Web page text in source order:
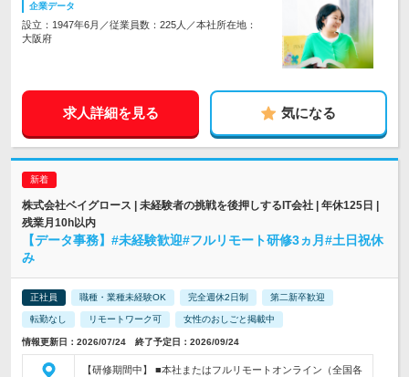
企業データ
設立：1947年6月／従業員数：225人／本社所在地：
大阪府
求人詳細を見る 気になる
株式会社ベイグロース | 未経験者の挑戦を後押しするIT会社 | 年休125日 |
残業月10h以内
【データ事務】#未経験歓迎#フルリモート研修3ヵ月#土日祝休
み
正社員 職種・業種未経験OK 完全週休2日制 第二新卒歓迎
転勤なし リモートワーク可 女性のおしごと掲載中
情報更新日：2026/07/24 終了予定日：2026/09/24
【研修期間中】 ■本社またはフルリモートオンライン（全国各